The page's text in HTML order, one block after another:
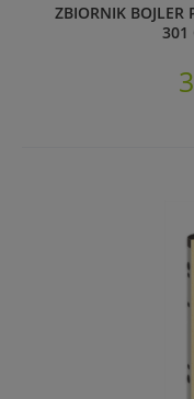
ZBIORNIK BOJLER
301